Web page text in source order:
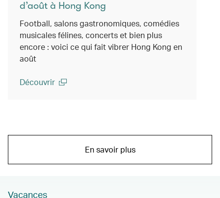
d’août à Hong Kong
Football, salons gastronomiques, comédies
musicales félines, concerts et bien plus
encore : voici ce qui fait vibrer Hong Kong en
août
Découvrir
En savoir plus
Vacances